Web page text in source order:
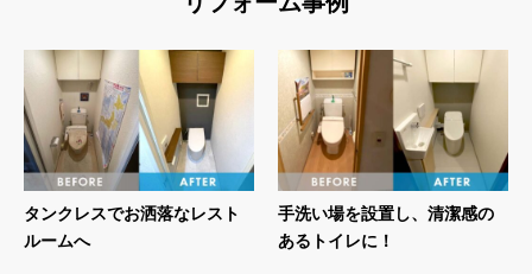
タンクレスでお洒落なレスト
ルームへ
手洗い場を設置し、清潔感の
あるトイレに！